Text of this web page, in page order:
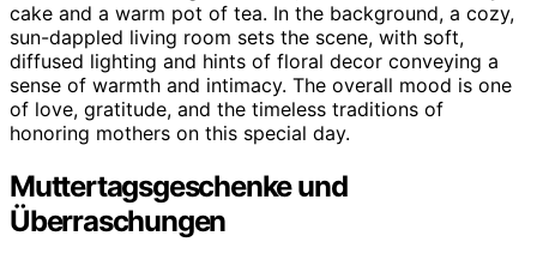
Muttertagsgeschenke und
Überraschungen